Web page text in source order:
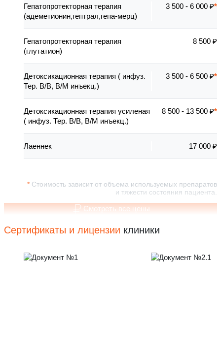
Стоимость зависит от объема используемых препаратов
и тяжести состояния пациента.
Гепатопротекторная терапия
(адеметионин,гептрал,гепа-мерц)
3 500 - 6 000 ₽
Гепатопротекторная терапия
(глутатион)
8 500 ₽
Детоксикационная терапия ( инфуз.
Тер. В/В, В/М инъекц.)
3 500 - 6 500 ₽
Детоксикационная терапия усиленая
( инфуз. Тер. В/В, В/М инъекц.)
8 500 - 13 500 ₽
Лаеннек 17 000 ₽
Смотреть все цены
Сертификаты и лицензии клиники